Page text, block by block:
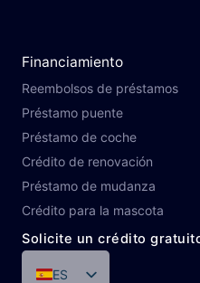
Financiamiento
Reembolsos de préstamos
Préstamo puente
Préstamo de coche
Crédito de renovación
Préstamo de mudanza
Crédito para la mascota
Solicite un crédito
ES